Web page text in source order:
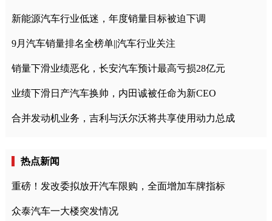
新能源汽车行业低迷，年度销量目标被迫下调
9月汽车销量排名全榜单||汽车行业关注
销量下滑业绩恶化，长安汽车预计最高亏损28亿元
业绩下滑日产汽车换帅，内田诚被任命为新CEO
合并发动机业务，吉利与沃尔沃将共享使用动力总成
热点新闻
重磅！发改委拟放开汽车限购，全面增加车牌指标
众泰汽车一大楼突发情况